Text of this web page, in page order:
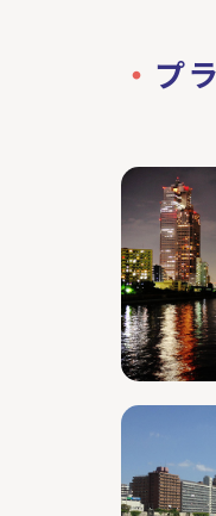
プ